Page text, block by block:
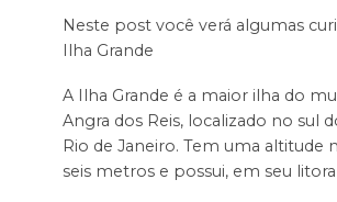
Neste post você verá algumas
Ilha Grande
A Ilha Grande é a maior ilha do
Angra dos Reis, localizado no sul
Rio de Janeiro. Tem uma altitude
seis metros e possui, em seu